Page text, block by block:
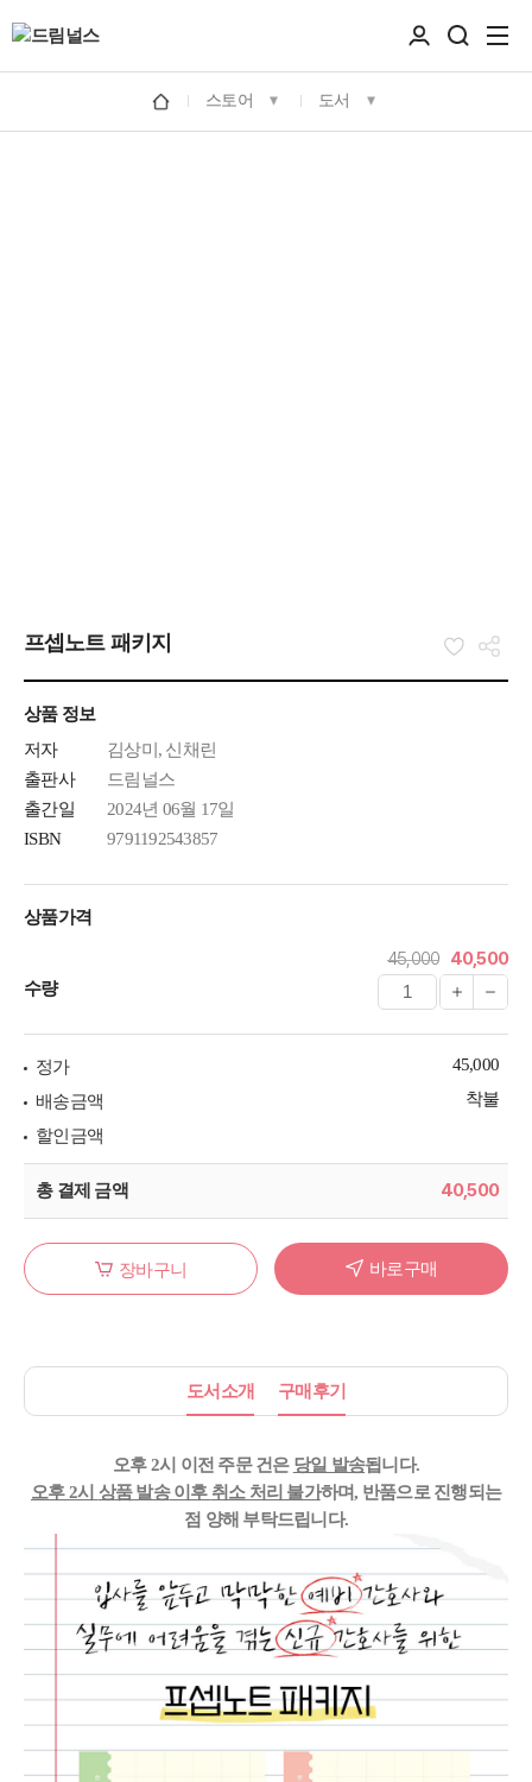
스토어 도서
프셉노트 패키지
상품 정보
저자
김상미, 신채린
출판사
드림널스
출간일
2024년 06월 17일
ISBN
9791192543857
상품가격
45,000 40,500
수량
정가
45,000
배송금액
착불
할인금액
총 결제 금액 40,500
장바구니 바로구매
도서소개 구매후기
오후 2시 이전 주문 건은 당일 발송됩니다.
오후 2시 상품 발송이후 취소 처리 불가하며, 반품으로 진행되는
점 양해 부탁드립니다.